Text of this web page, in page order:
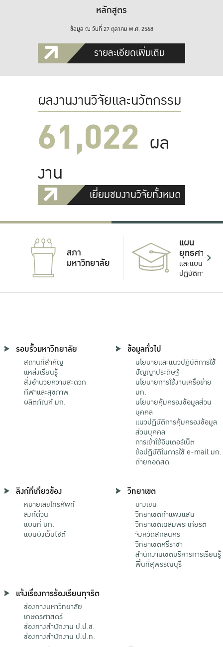
หลักสูตร
ข้อมูล ณ วันที่ 27 ตุลาคม พ.ศ. 2568
รายละเอียดเพิ่มเติม
ผลงานงานวิจัยและนวัตกรรม
61,022 ผล
งาน
เยี่ยมชมงานวิจัยทั้งหมด
สภา
มหาวิทยาลัย
แผน
ยุทธศาสตร์
และแผน
ปฏิบัติการ
รอบรั้วมหาวิทยาลัย
สถานที่สำคัญ
แหล่งเรียนรู้
สิ่งอำนวยความสะดวก
กีฬาและสุขภาพ
ผลิตภัณฑ์ มก.
ข้อมูลทั่วไป
นโยบายและแนวปฏิบัติการใช้
ปัญญาประดิษฐ์
นโยบายการใช้งานเครือข่าย
มก.
นโยบายคุ้มครองข้อมูลส่วน
บุคคล
แนวปฏิบัติการคุ้มครองข้อมูล
ส่วนบุคคล
การเข้าใช้อินเตอร์เน็ต
ข้อปฏิบัติในการใช้ e-mail มก.
ถ่ายทอดสด
ลิงก์ที่เกี่ยวข้อง
หมายเลขโทรศัพท์
ลิงก์ด่วน
แผนที่ มก.
แผนผังเว็บไซต์
วิทยาเขต
บางเขน
วิทยาเขตกําแพงแสน
วิทยาเขตเฉลิมพระเกียรติ
จังหวัดสกลนคร
วิทยาเขตศรีราชา
สำนักงานเขตบริหารการเรียนรู้
พื้นที่สุพรรณบุรี
แจ้งเรื่องการร้องเรียนทุจริต
ช่องทางมหาวิทยาลัย
เกษตรศาสตร์
ช่องทางสำนักงาน ป.ป.ช.
ช่องทางสำนักงาน ป.ป.ท.